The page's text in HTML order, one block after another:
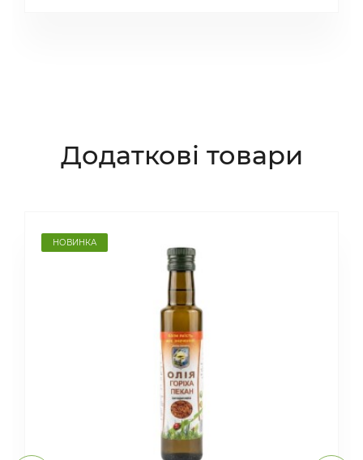
Додаткові товари
НОВИНКА